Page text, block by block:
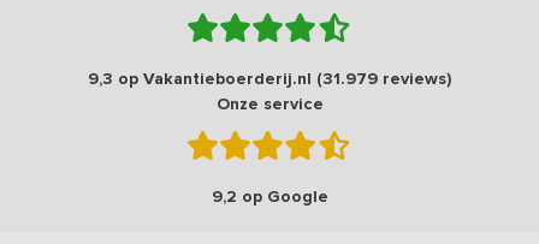
9,3 op Vakantieboerderij.nl (31.979 reviews)
Onze service
9,2 op Google